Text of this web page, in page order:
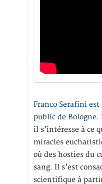
Franco Serafini
public de Bologne.
il s’intéresse à ce
miracles
où des hosties du
sang. Il s’est
scientifique à